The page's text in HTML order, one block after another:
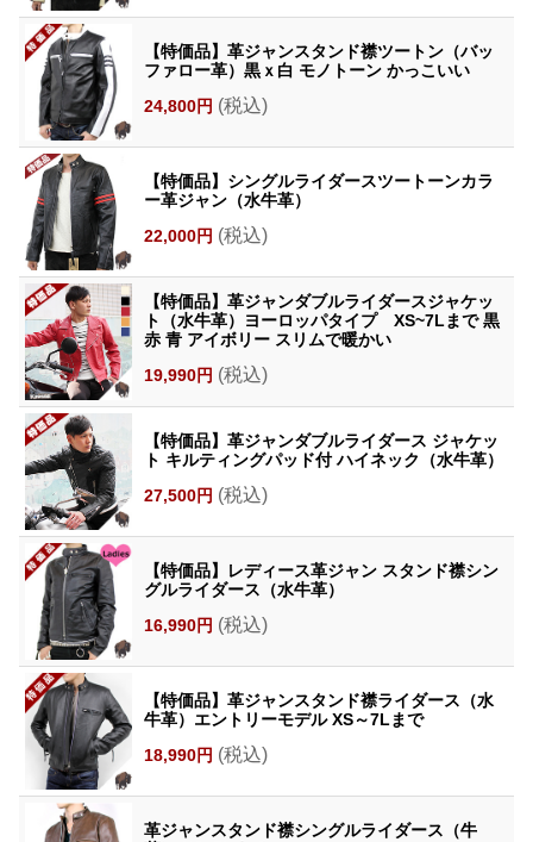
【特価品】革ジャンスタンド襟ツートン（バッ
ファロー革）黒ｘ白 モノトーン かっこいい
24,800円 (税込)
【特価品】シングルライダースツートーンカラ
ー革ジャン（水牛革）
22,000円 (税込)
【特価品】革ジャンダブルライダースジャケッ
ト（水牛革）ヨーロッパタイプ XS~7Lまで 黒
赤 青 アイボリー スリムで暖かい
19,990円 (税込)
【特価品】革ジャンダブルライダース ジャケッ
ト キルティングパッド付 ハイネック（水牛革）
27,500円 (税込)
【特価品】レディース革ジャン スタンド襟シン
グルライダース（水牛革）
16,990円 (税込)
【特価品】革ジャンスタンド襟ライダース（水
牛革）エントリーモデル XS～7Lまで
18,990円 (税込)
革ジャンスタンド襟シングルライダース（牛